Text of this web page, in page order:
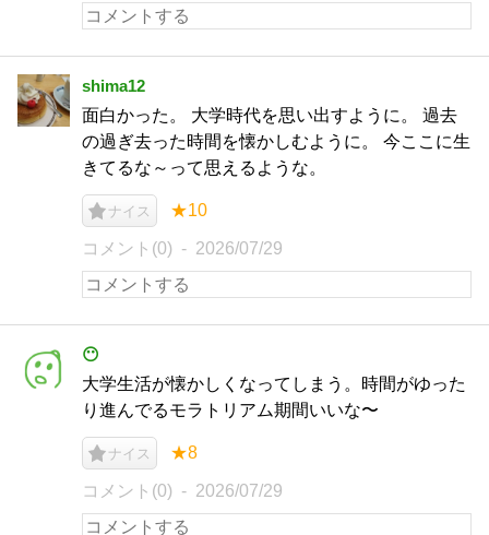
shima12
面白かった。 大学時代を思い出すように。 過去
の過ぎ去った時間を懐かしむように。 今ここに生
きてるな～って思えるような。
ナイス ★10
コメント(0) 2026/07/29
😶
大学生活が懐かしくなってしまう。時間がゆった
り進んでるモラトリアム期間いいな〜
ナイス ★8
コメント(0) 2026/07/29